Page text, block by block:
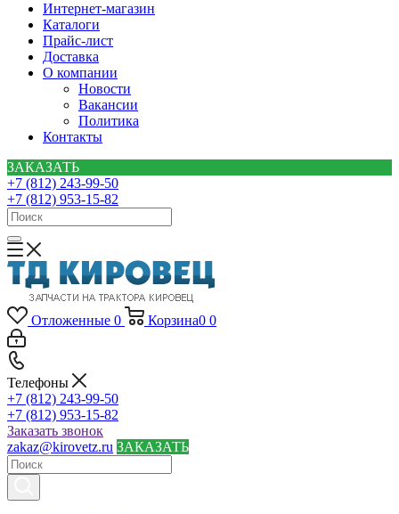
Интернет-магазин
Каталоги
Прайс-лист
Доставка
О компании
Новости
Вакансии
Политика
Контакты
ЗАКАЗАТЬ
+7 (812) 243-99-50
+7 (812) 953-15-82
Отложенные 0 Корзина0 0
Телефоны
+7 (812) 243-99-50
+7 (812) 953-15-82
Заказать звонок
zakaz@kirovetz.ru ЗАКАЗАТЬ